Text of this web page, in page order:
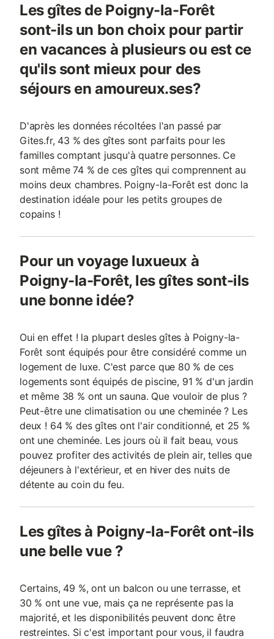
Les gîtes de Poigny-la-Forêt
sont-ils un bon choix pour partir
en vacances à plusieurs ou est ce
qu'ils sont mieux pour des
séjours en amoureux.ses?
D'après les données récoltées l'an passé par
Gites.fr, 43 % des gîtes sont parfaits pour les
familles comptant jusqu'à quatre personnes. Ce
sont même 74 % de ces gîtes qui comprennent au
moins deux chambres. Poigny-la-Forêt est donc la
destination idéale pour les petits groupes de
copains !
Pour un voyage luxueux à
Poigny-la-Forêt, les gîtes sont-ils
une bonne idée?
Oui en effet ! la plupart desles gîtes à Poigny-la-
Forêt sont équipés pour être considéré comme un
logement de luxe. C'est parce que 80 % de ces
logements sont équipés de piscine, 91 % d'un jardin
et même 38 % ont un sauna. Que vouloir de plus ?
Peut-être une climatisation ou une cheminée ? Les
deux ! 64 % des gîtes ont l'air conditionné, et 25 %
ont une cheminée. Les jours où il fait beau, vous
pouvez profiter des activités de plein air, telles que
déjeuners à l'extérieur, et en hiver des nuits de
détente au coin du feu.
Les gîtes à Poigny-la-Forêt ont-ils
une belle vue ?
Certains, 49 %, ont un balcon ou une terrasse, et
30 % ont une vue, mais ça ne représente pas la
majorité, et les disponibilités peuvent donc être
restreintes. Si c'est important pour vous, il faudra